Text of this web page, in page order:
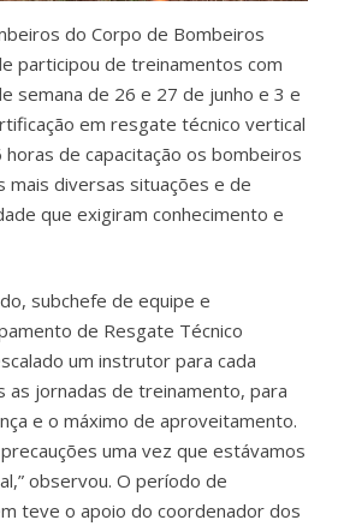
do Corpo de Bombeiros
participou de treinamentos com
semana de 26 e 27 de junho e 3 e
em resgate técnico vertical
horas de capacitação os bombeiros
mais diversas situações e de
que exigiram conhecimento e
subchefe de equipe e
de Resgate Técnico
um instrutor para cada
as jornadas de treinamento, para
e o máximo de aproveitamento.
uma vez que estávamos
observou. O período de
teve o apoio do coordenador dos